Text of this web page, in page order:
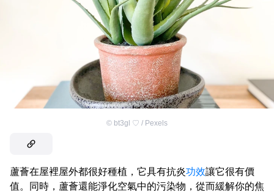
© bt3gl ♡ / Pexels
蘆薈在屋裡屋外都很好種植，它具有抗炎功效讓它很有價
值。同時，蘆薈還能淨化空氣中的污染物，從而緩解你的焦